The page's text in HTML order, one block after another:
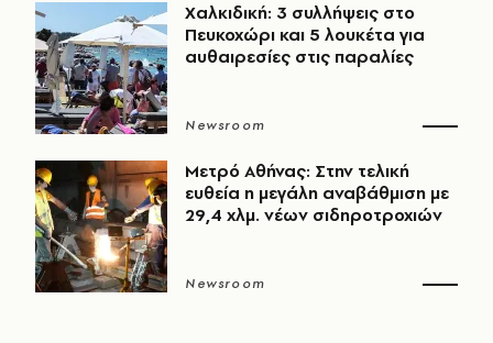
Χαλκιδική: 3 συλλήψεις στο
Πευκοχώρι και 5 λουκέτα για
αυθαιρεσίες στις παραλίες
Newsroom
Μετρό Αθήνας: Στην τελική
ευθεία η μεγάλη αναβάθμιση με
29,4 χλμ. νέων σιδηροτροχιών
Newsroom